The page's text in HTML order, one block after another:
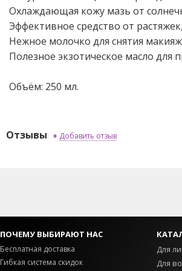
Охлаждающая кожу мазь от
Эффективное средство от растяжек,
Нежное молочко для снятия
Полезное экзотическое масло для
Объём: 250 мл.
Отзывы + Добавить отзыв
ПОЧЕМУ ВЫБИРАЮТ НАС
Бесплатная доставка
Гибкая система скидок
Для
Для